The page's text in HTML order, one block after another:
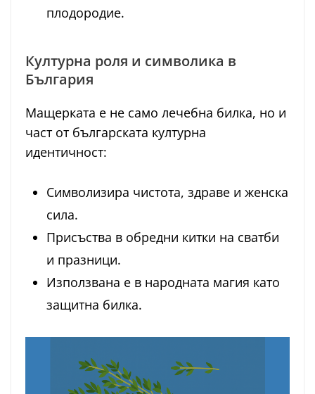
плодородие.
Културна роля и символика в
България
Мащерката е не само лечебна билка, но и
част от българската културна
идентичност:
Символизира чистота, здраве и женска
сила.
Присъства в обредни китки на сватби
и празници.
Използвана е в народната магия като
защитна билка.